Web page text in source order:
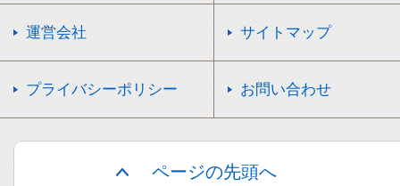
運営会社 サイトマップ
プライバシーポリシー お問い合わせ
ページの先頭へ